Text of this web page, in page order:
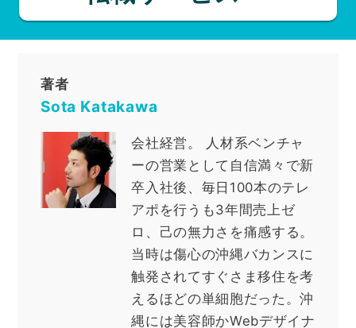
著者
Sota Katakawa
会社経営。
人材系ベンチャ
ーの営業として自信満々で新
卒入社後、毎日100本のテレ
アポを行うも3年間売上ゼ
ロ、己の無力さを痛感する。
当時は傷心の沖縄バカンスに
触発されてすぐさま移住を考
えるほどの単細胞だった。沖
縄には美容師かWebデザイナ